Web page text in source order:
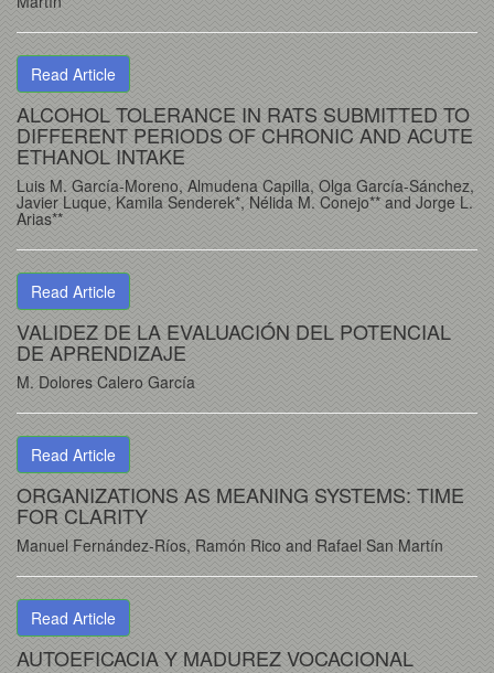
Read Article
ALCOHOL TOLERANCE IN RATS SUBMITTED TO
DIFFERENT PERIODS OF CHRONIC AND ACUTE
ETHANOL INTAKE
Luis M. García-Moreno, Almudena Capilla, Olga García-Sánchez,
Javier Luque, Kamila Senderek*, Nélida M. Conejo** and Jorge L.
Arias**
Read Article
VALIDEZ DE LA EVALUACIÓN DEL POTENCIAL
DE APRENDIZAJE
M. Dolores Calero García
Read Article
ORGANIZATIONS AS MEANING SYSTEMS: TIME
FOR CLARITY
Manuel Fernández-Ríos, Ramón Rico and Rafael San Martín
Read Article
AUTOEFICACIA Y MADUREZ VOCACIONAL